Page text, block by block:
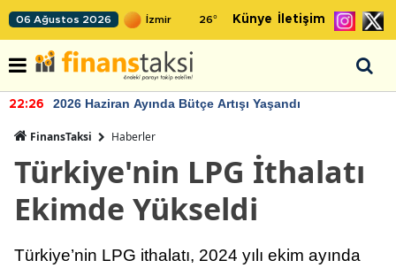
06 Ağustos 2026 26° Künye İletişim
22:26 2026 Haziran Ayında Bütçe Artışı Yaşandı
FinansTaksi Haberler
Türkiye'nin LPG İthalatı
Ekimde Yükseldi
Türkiye’nin LPG ithalatı, 2024 yılı ekim ayında